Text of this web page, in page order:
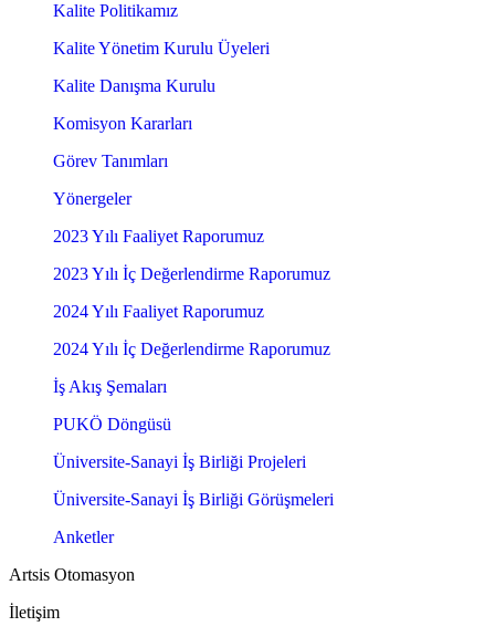
Kalite Politikamız
Kalite Yönetim Kurulu Üyeleri
Kalite Danışma Kurulu
Komisyon Kararları
Görev Tanımları
Yönergeler
2023 Yılı Faaliyet Raporumuz
2023 Yılı İç Değerlendirme Raporumuz
2024 Yılı Faaliyet Raporumuz
2024 Yılı İç Değerlendirme Raporumuz
İş Akış Şemaları
PUKÖ Döngüsü
Üniversite-Sanayi İş Birliği Projeleri
Üniversite-Sanayi İş Birliği Görüşmeleri
Anketler
Artsis Otomasyon
İletişim